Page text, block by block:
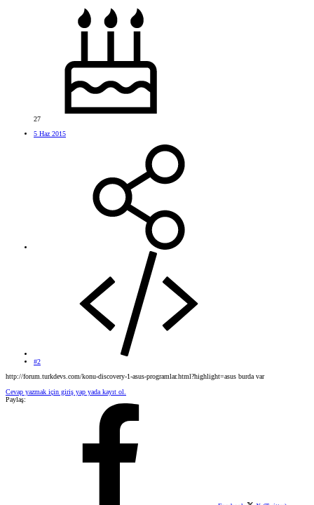
27
5 Haz 2015
#2
http://forum.turkdevs.com/konu-discovery-1-asus-programlar.html?highlight=asus burda var
Cevap yazmak için giriş yap yada kayıt ol.
Paylaş: